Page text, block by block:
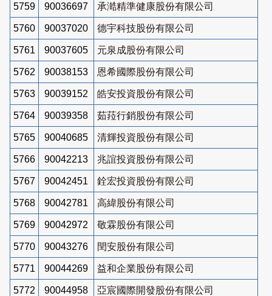
5759 90036697 承澔精準健康股份有限公司
5760 90037020 德宇科技股份有限公司
5761 90037605 元泉成股份有限公司
5762 90038153 恩希國際股份有限公司
5763 90039152 皓安投資股份有限公司
5764 90039358 茹菈行銷股份有限公司
5765 90040685 清輝投資股份有限公司
5766 90042213 兆誼投資股份有限公司
5767 90042451 銓宏投資股份有限公司
5768 90042781 高緯股份有限公司
5769 90042972 敬霖股份有限公司
5770 90043276 閏安股份有限公司
5771 90044269 益和企業股份有限公司
5772 90044958 亞宸國際開發股份有限公司